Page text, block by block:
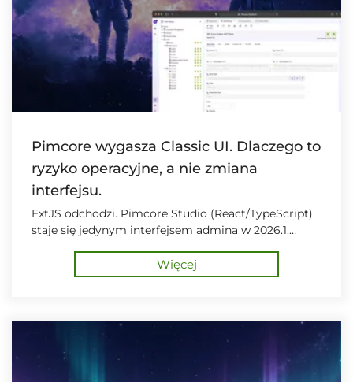
Pimcore wygasza Classic UI. Dlaczego to
ryzyko operacyjne, a nie zmiana
interfejsu.
ExtJS odchodzi. Pimcore Studio (React/TypeScript)
staje się jedynym interfejsem admina w 2026.1.
licencji i 5-fazowym planem.
Więcej